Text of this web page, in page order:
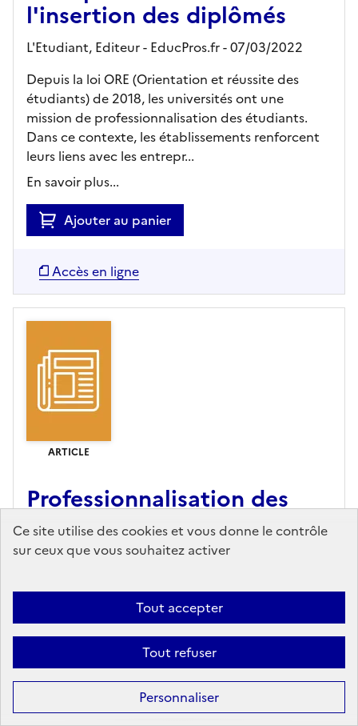
Ce site utilise des cookies et vous donne le contrôle
sur ceux que vous souhaitez activer
Tout accepter
Tout refuser
Personnaliser
l'insertion des diplômés
L'Etudiant, Editeur- EducPros.fr- 07/03/2022
Depuis la loi ORE (Orientation et réussite des
étudiants) de 2018, les universités ont une
mission de professionnalisation des étudiants.
Dans ce contexte, les établissements renforcent
leurs liens avec les entrepr...
En savoir plus...
Ajouter au panier
Accès en ligne
ARTICLE
Professionnalisation des
universités : une question
mal posée
« L’université doit d’abord préparer nos jeunes à
exercer leur futur métier. […] En somme, elle doit
devenir plus efficacement professionnalisante ».
Devant les présidentes et présidents d’université,
En savoir plus...